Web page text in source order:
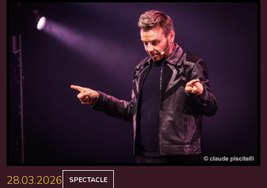
28.03.2026 SPECTACLE